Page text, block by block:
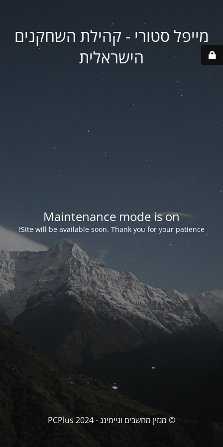
מייפל סטורי - קהילת השחקנים
הישראלית
Maintenance mode is on
Site will be available soon. Thank you for your patience!
© מגזין מחשבים וגיימינג - PCPlus 2024